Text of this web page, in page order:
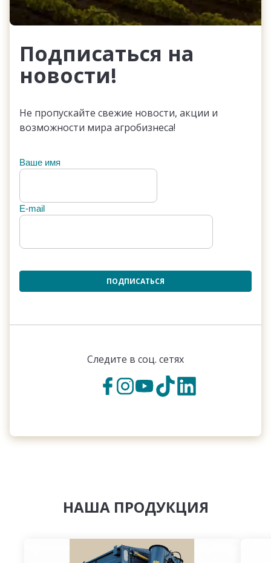
Подписаться на
новости!
Не пропускайте свежие новости, акции и
возможности мира агробизнеса!
Ваше имя
E-mail
ПОДПИСАТЬСЯ
Следите в соц. сетях
НАША ПРОДУКЦИЯ